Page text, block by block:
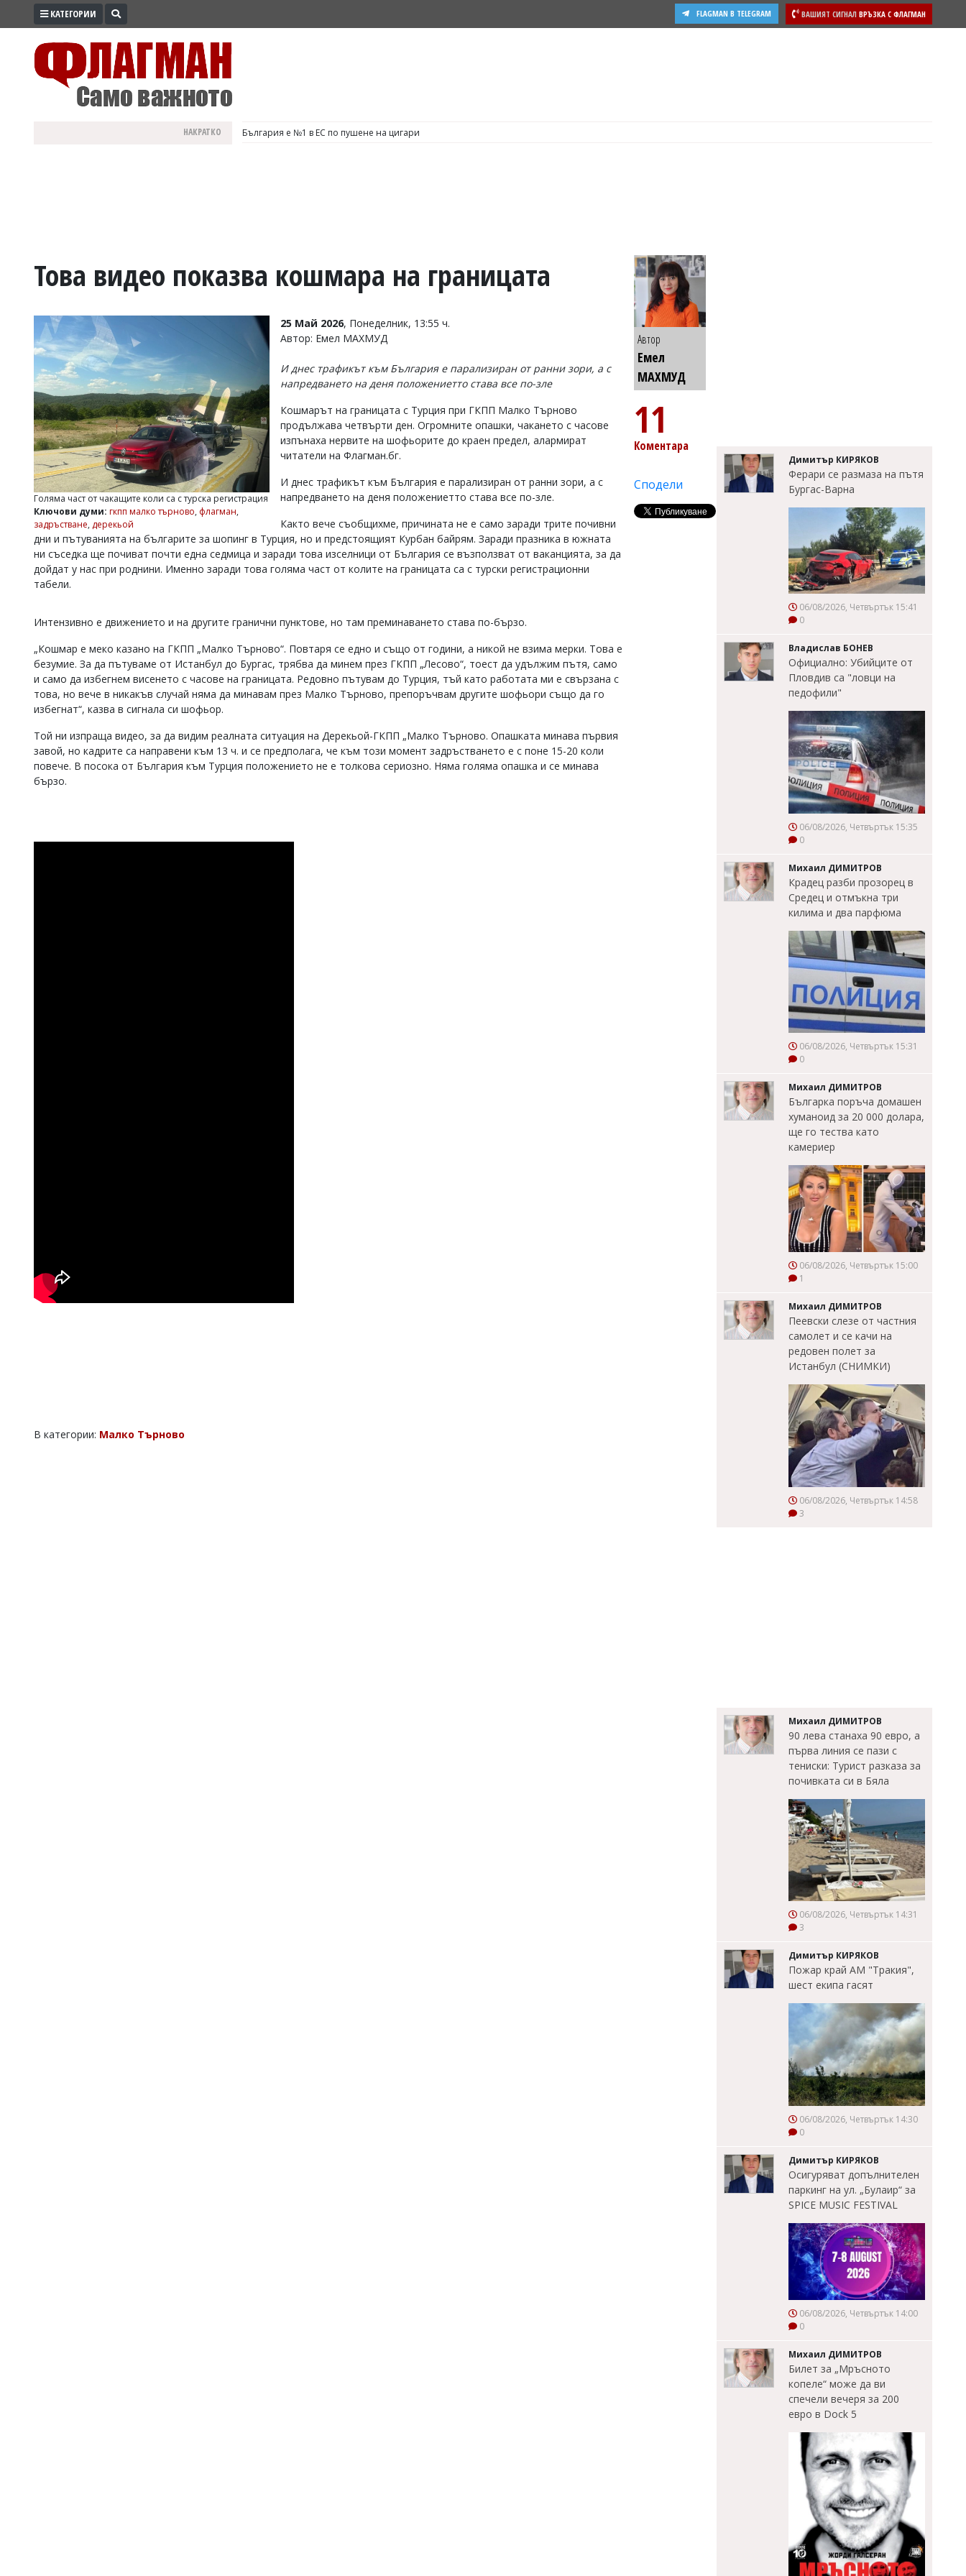
ПРОМО
ВОЙНАТА
УКРАЙНА
СПОРТ
РАЗСЛЕДВАНЕ
БИЗНЕС
Управители:
Веселин
Василев,
v.vasilev@flagman.bg
Касабова,
k.kassabova@flagman.bg
Главен
редактор:
Коментарите
статиите
въвеждат
читателите
редакцията
КАТЕГОРИИ ВАШИЯТ СИГНАЛ ВРЪЗКА С ФЛАГМАН
FLAGMAN В TELEGRAM
НАКРАТКО България е №1 в ЕС по пушене на цигари
Това видео показва кошмара на границата
Голяма част от чакащите коли са с турска регистрация
Ключови думи: гкпп малко търново, флагман,
задръстване, дерекьой
25 Май 2026, Понеделник, 13:55 ч.
Автор: Емел МАХМУД
И днес трафикът към България е парализиран от ранни зори, а с
напредването на деня положениетто става все по-зле
Кошмарът на границата с Турция при ГКПП Малко Търново
продължава четвърти ден. Огромните опашки, чакането с часове
изпънаха нервите на шофьорите до краен предел, алармират
читатели на Флагман.бг.
И днес трафикът към България е парализиран от ранни зори, а с
напредването на деня положениетто става все по-зле.
Както вече съобщихме, причината не е само заради трите почивни
дни и пътуванията на българите за шопинг в Турция, но и предстоящият Курбан байрям. Заради празника в южната
ни съседка ще почиват почти една седмица и заради това изселници от България се възползват от ваканцията, за да
дойдат у нас при роднини. Именно заради това голяма част от колите на границата са с турски регистрационни
табели.
Интензивно е движението и на другите гранични пунктове, но там преминаването става по-бързо.
„Кошмар е меко казано на ГКПП „Малко Търново“. Повтаря се едно и също от години, а никой не взима мерки. Това е
безумие. За да пътуваме от Истанбул до Бургас, трябва да минем през ГКПП „Лесово“, тоест да удължим пътя, само
и само да избегнем висенето с часове на границата. Редовно пътувам до Турция, тъй като работата ми е свързана с
това, но вече в никакъв случай няма да минавам през Малко Търново, препоръчвам другите шофьори също да го
избегнат“, казва в сигнала си шофьор.
Той ни изпраща видео, за да видим реалната ситуация на Дерекьой-ГКПП „Малко Търново. Опашката минава първия
завой, но кадрите са направени към 13 ч. и се предполага, че към този момент задръстването е с поне 15-20 коли
повече. В посока от България към Турция положението не е толкова сериозно. Няма голяма опашка и се минава
бързо.
В категории: Малко Търново
Автор
Емел
МАХМУД
11
Коментара
Сподели
Димитър КИРЯКОВ
Ферари се размаза на пътя
Бургас-Варна
06/08/2026, Четвъртък 15:41
0
Владислав БОНЕВ
Официално: Убийците от
Пловдив са "ловци на
педофили"
06/08/2026, Четвъртък 15:35
0
Михаил ДИМИТРОВ
Крадец разби прозорец в
Средец и отмъкна три
килима и два парфюма
06/08/2026, Четвъртък 15:31
0
Михаил ДИМИТРОВ
Българка поръча домашен
хуманоид за 20 000 долара,
ще го тества като
камериер
06/08/2026, Четвъртък 15:00
1
Михаил ДИМИТРОВ
Пеевски слезе от частния
самолет и се качи на
редовен полет за
Истанбул (СНИМКИ)
06/08/2026, Четвъртък 14:58
3
Михаил ДИМИТРОВ
90 лева станаха 90 евро, а
първа линия се пази с
тениски: Турист разказа за
почивката си в Бяла
06/08/2026, Четвъртък 14:31
3
Димитър КИРЯКОВ
Пожар край АМ "Тракия",
шест екипа гасят
06/08/2026, Четвъртък 14:30
0
Димитър КИРЯКОВ
Осигуряват допълнителен
паркинг на ул. „Булаир“ за
SPICE MUSIC FESTIVAL
06/08/2026, Четвъртък 14:00
0
Михаил ДИМИТРОВ
Билет за „Мръсното
копеле“ може да ви
спечели вечеря за 200
евро в Dock 5